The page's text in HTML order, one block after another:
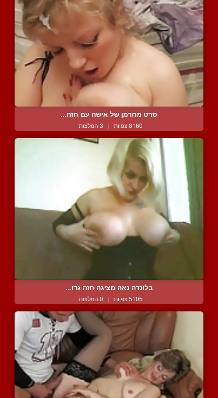
סרט מחרמן של אישה עם חזה...
8160 צפיות | 3 המלצות
בלונדה נאה מציגה חזה גדו...
5105 צפיות | 0 המלצות